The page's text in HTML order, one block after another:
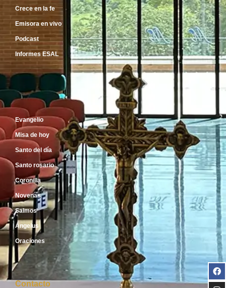
Crece en la fe
Emisora en vivo
Podcast
Informes ESAL
Inicio
Evangelio
Misa de hoy
Santo del día
Santo rosario
Coronilla
Novenas
Salmos
Ángelus
Oraciones
Contacto